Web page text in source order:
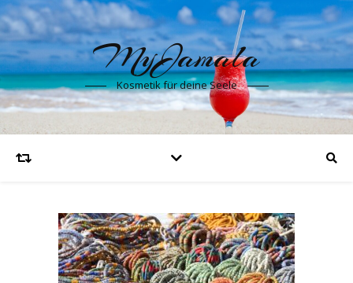
MyJamala
Kosmetik für deine Seele